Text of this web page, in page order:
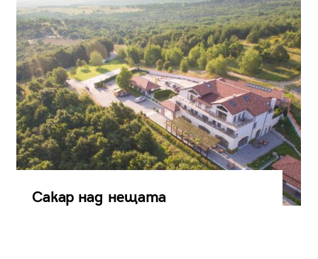
Сакар над нещата